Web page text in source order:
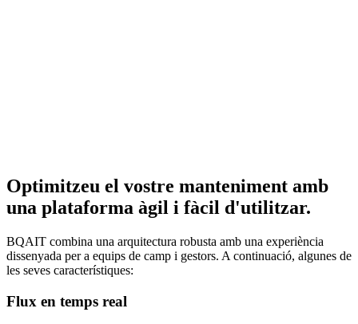
Optimitzeu el vostre manteniment amb
una plataforma àgil i fàcil d'utilitzar.
BQAIT combina una arquitectura robusta amb una experiència
dissenyada per a equips de camp i gestors. A continuació, algunes de
les seves característiques:
Flux en temps real